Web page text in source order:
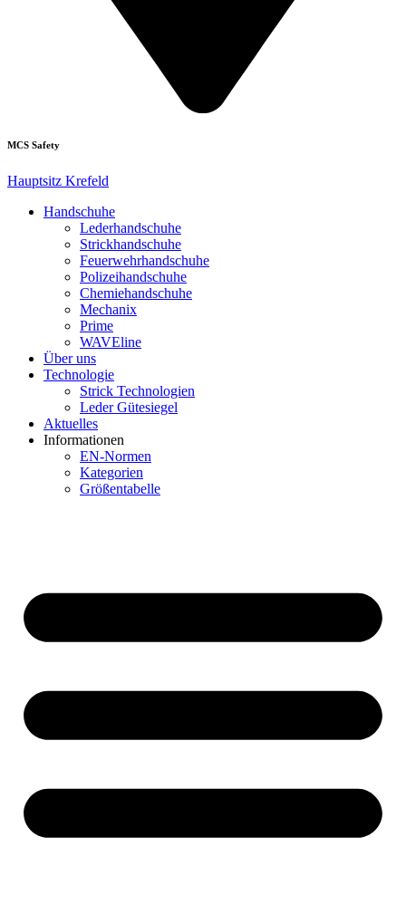
MCS Safety
Hauptsitz Krefeld
Handschuhe
Lederhandschuhe
Strickhandschuhe
Feuerwehrhandschuhe
Polizeihandschuhe
Chemiehandschuhe
Mechanix
Prime
WAVEline
Über uns
Technologie
Strick Technologien
Leder Gütesiegel
Aktuelles
Informationen
EN-Normen
Kategorien
Größentabelle